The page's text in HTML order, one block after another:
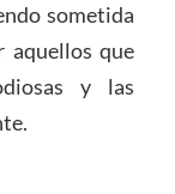
sometida
aquellos que
y las